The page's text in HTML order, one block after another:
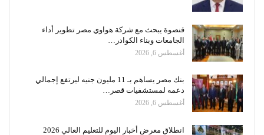
قنصوة يبحث مع شركة هواوي مصر تطوير أداء
الجامعات وبناء الكوادر…
أغسطس 6, 2026
بنك مصر يساهم بـ 11 مليون جنيه ليرتفع إجمالي
دعمه لمستشفيات قصر…
أغسطس 6, 2026
انطلاق معرض أخبار اليوم للتعليم العالي 2026